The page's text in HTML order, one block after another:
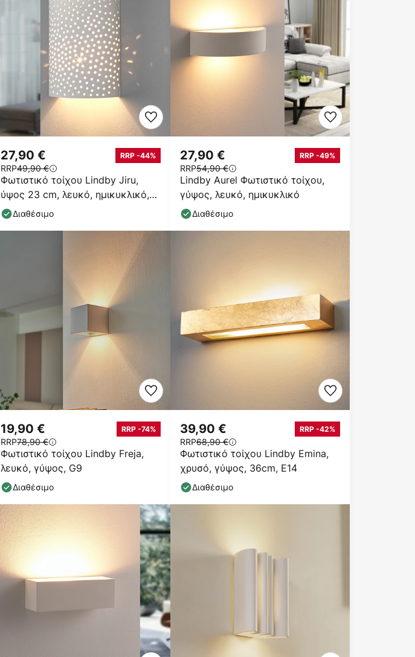
Φωτιστικό τοίχου Lindby Jiru,
ύψος 23 cm, λευκό, ημικυκλικό,
γύψος
27,90 € RRP -44%
RRP49,90 €
Διαθέσιμο
Lindby Aurel Φωτιστικό τοίχου,
γύψος, λευκό, ημικυκλικό
27,90 € RRP -49%
RRP54,90 €
Διαθέσιμο
Φωτιστικό τοίχου Lindby Freja,
λευκό, γύψος, G9
19,90 € RRP -74%
RRP78,90 €
Διαθέσιμο
Φωτιστικό τοίχου Lindby Emina,
χρυσό, γύψος, 36cm, E14
39,90 € RRP -42%
RRP68,90 €
Διαθέσιμο